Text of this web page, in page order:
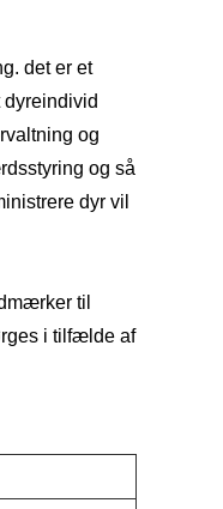
det er et
dyreindivid
og
og så
dyr vil
til
i tilfælde af